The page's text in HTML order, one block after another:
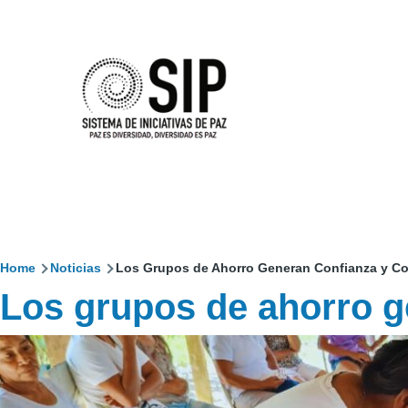
Sobrescribir
enlaces
de
Home Noticias Los Grupos de Ahorro Generan Confianza y
Los grupos de ahorro